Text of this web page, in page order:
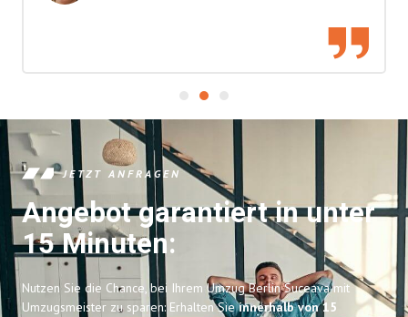
JETZT ANFRAGEN
Angebot garantiert in unter
15 Minuten:
Nutzen Sie die Chance, bei Ihrem Umzug Berlin Suceava mit
Umzugsmeister zu sparen: Erhalten Sieinnerhalb von 15